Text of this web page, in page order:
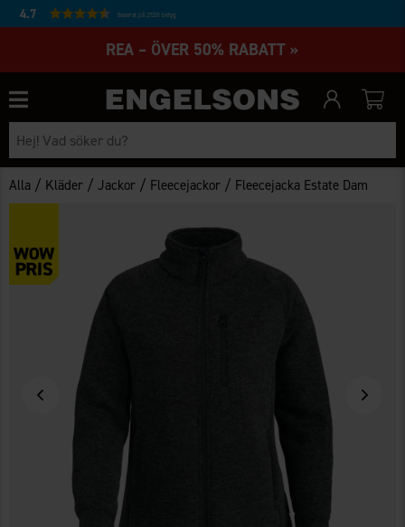
4.7 Baserat på 27231 betyg
REA – ÖVER 50% RABATT »
Alla / Kläder /Jackor / Fleecejackor / Fleecejacka Estate Dam